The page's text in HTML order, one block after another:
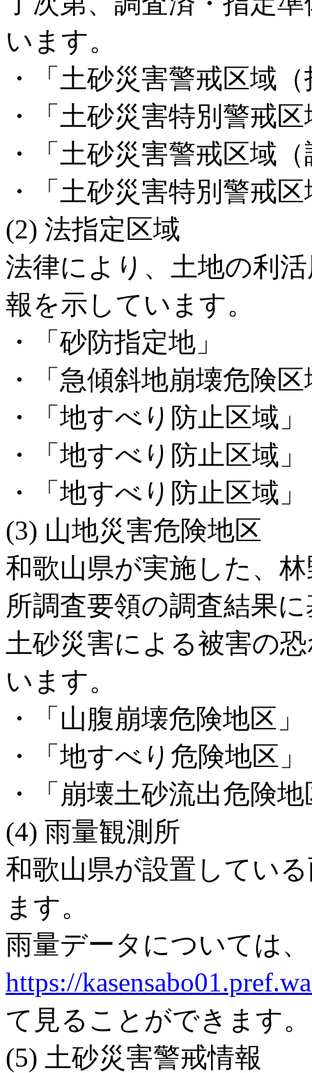
います。
・「土砂災害警戒区域
・「土砂災害特別警戒
・「土砂災害警戒区域
・「土砂災害特別警戒
(2) 法指定区域
法律により、土地の利
報を示しています。
・「砂防指定地」
・「急傾斜地崩壊危険
・「地すべり防止区域
・「地すべり防止区域
・「地すべり防止区域
(3) 山地災害危険地区
和歌山県が実施した、
所調査要領の調査結果
土砂災害による被害の
います。
・「山腹崩壊危険地区」
・「地すべり危険地区」
・「崩壊土砂流出危険
(4) 雨量観測所
和歌山県が設置してい
ます。
雨量データについては、
https://
て見ることができます。
(5) 土砂災害警戒情報